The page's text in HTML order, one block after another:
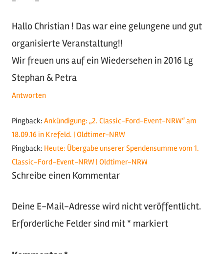
Hallo Christian ! Das war eine gelungene und gut
organisierte Veranstaltung!!
Wir freuen uns auf ein Wiedersehen in 2016 Lg
Stephan & Petra
Antworten
Pingback: Ankündigung: „2. Classic-Ford-Event-NRW“ am
18.09.16 in Krefeld. | Oldtimer-NRW
Pingback: Heute: Übergabe unserer Spendensumme vom 1.
Classic-Ford-Event-NRW | Oldtimer-NRW
Schreibe einen Kommentar
Deine E-Mail-Adresse wird nicht veröffentlicht.
Erforderliche Felder sind mit * markiert